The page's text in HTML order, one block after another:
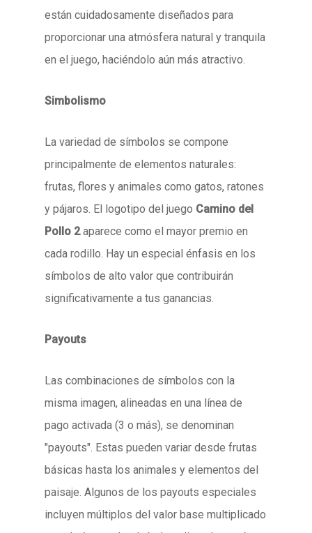
están cuidadosamente diseñados para
proporcionar una atmósfera natural y tranquila
en el juego, haciéndolo aún más atractivo.
Simbolismo
La variedad de símbolos se compone
principalmente de elementos naturales:
frutas, flores y animales como gatos, ratones
y pájaros. El logotipo del juego Camino del
Pollo 2aparece como el mayor premio en
cada rodillo. Hay un especial énfasis en los
símbolos de alto valor que contribuirán
significativamente a tus ganancias.
Payouts
Las combinaciones de símbolos con la
misma imagen, alineadas en una línea de
pago activada (3 o más), se denominan
"payouts". Estas pueden variar desde frutas
básicas hasta los animales y elementos del
paisaje. Algunos de los payouts especiales
incluyen múltiplos del valor base multiplicado